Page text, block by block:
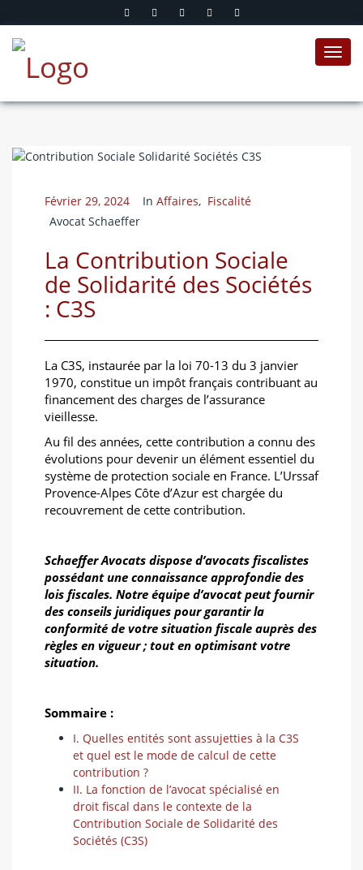
Février 29, 2024 In Affaires, Fiscalité
Avocat Schaeffer
La Contribution Sociale
de Solidarité des Sociétés
: C3S
La C3S, instaurée par la loi 70-13 du 3 janvier
1970, constitue un impôt français contribuant au
financement des charges de l’assurance
vieillesse.
Au fil des années, cette contribution a connu des
évolutions pour devenir un élément essentiel du
système de protection sociale en France. L’Urssaf
Provence-Alpes Côte d’Azur est chargée du
recouvrement de cette contribution.
Schaeffer Avocats dispose d’avocats fiscalistes
possédant une connaissance approfondie des
lois fiscales. Notre équipe d’avocat peut fournir
des conseils juridiques pour garantir la
conformité de votre situation fiscale auprès des
règles en vigueur ; tout en optimisant votre
situation.
Sommaire :
I. Quelles entités sont assujetties à la C3S
et quel est le mode de calcul de cette
contribution ?
II. La fonction de l’avocat spécialisé en
droit fiscal dans le contexte de la
Contribution Sociale de Solidarité des
Sociétés (C3S)